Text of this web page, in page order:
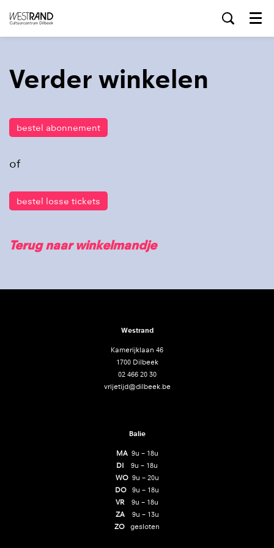
Menu
Verder winkelen
bestel abonnement
of
bestel losse tickets
Terug naar winkelmandje
Westrand
Kamerijklaan 46
1700 Dilbeek
02 466 20 30
vrijetijd@dilbeek.be
Balie
MA 9u – 18u
DI 9u – 18u
WO9u – 20u
DO 9u – 18u
VR 9u – 18u
ZA
9u – 13u
ZO gesloten